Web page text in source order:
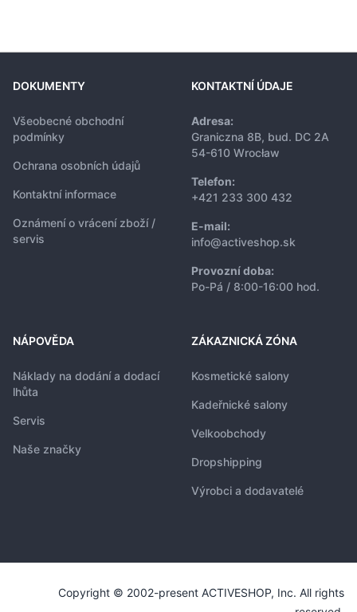
DOKUMENTY
Všeobecné obchodní
podmínky
Ochrana osobních údajů
Kontaktní informace
Oznámení o vrácení zboží /
servis
KONTAKTNÍ ÚDAJE
Adresa:
Graniczna 8B, bud. DC 2A
54-610 Wrocław
Telefon:
+421 233 300 432
E-mail:
info@activeshop.sk
Provozní doba:
Po-Pá / 8:00-16:00 hod.
NÁPOVĚDA
Náklady na dodání a dodací
lhůta
Servis
Naše značky
ZÁKAZNICKÁ ZÓNA
Kosmetické salony
Kadeřnické salony
Velkoobchody
Dropshipping
Výrobci a dodavatelé
Copyright © 2002-present ACTIVESHOP, Inc. All rights